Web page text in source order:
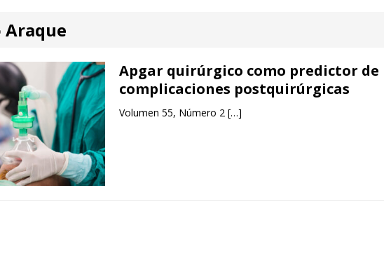
Araque
Apgar quirúrgico como predictor de
complicaciones postquirúrgicas
Volumen 55, Número 2 […]